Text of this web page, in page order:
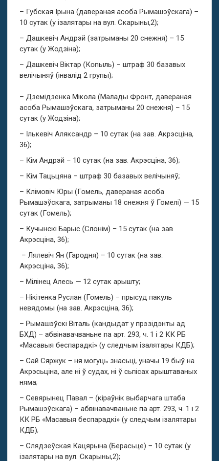
– Губская Ірына (давераная асоба Рымашэўскага) –
10 сутак (у ізалятары на вул. Скарыны,2);
– Дашкевіч Андрэй (затрыманы 20 снежня) – 15
сутак (у Жодзіна);
– Дашкевіч Віктар (Копыль) – штраф 30 базавых
велічыняў (інвалід 2 групы);
– Дземідзенка Мікола (Малады Фронт, давераная
асоба Рымашэўскага, затрыманы 20 снежня) – 15
сутак (у Жодзіна);
– Ількевіч Аляксандр – 10 сутак (на зав. Акрэсціна,
36);
– Кім Андрэй – 10 сутак (на зав. Акрэсціна, 36);
– Кім Тацьцяна – штраф 30 базавых велічыняў;
– Клімовіч Юры (Гомель, давераная асоба
Рымашэўскага, затрыманы 18 снежня ў Гомелі) — 15
сутак (Гомель);
– Кучынскі Барыс (Слонім) – 15 сутак (на зав.
Акрэсціна, 36);
– Лялевіч Ян (Гародня) – 10 сутак (на зав.
Акрэсціна, 36);
– Мілінец Алесь — 12 сутак арышту;
– Нікітенка Руслан (Гомель) – прысуд пакуль
невядомы (на зав. Акрэсціна, 36);
– Рымашэўскі Віталь (кандыдат у прэзідэнты ад
БХД) – абвінавачваньне па арт. 293, ч. 1 і 2 КК РБ
«Масавыя беспарадкі» (у следчым ізалятары КДБ);
– Сай Сяржук – ня могуць знасьці, уначы 19 быў на
Акрэсьціна, але ні ў судах, ні ў сьпісах арыштаваных
няма;
– Севярынец Павал – (кіраўнік выбарчага штаба
Рымашэўскага) – абвінавачваньне па арт. 293, ч. 1 і 2
КК РБ «Масавыя беспарадкі» (у следчым ізалятары
КДБ);
– Слядзеўская Кацярына (Берасьце) – 10 сутак (у
ізалятары на вул. Скарыны,2);